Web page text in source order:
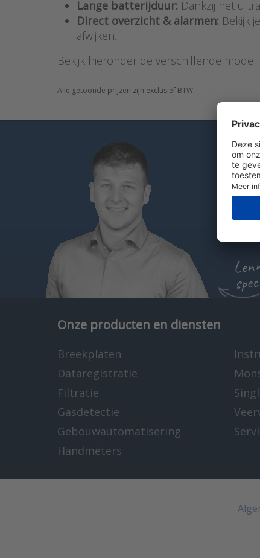
Lange batterijduur: Dankzij het
Direct overzicht & alarmen: Bekijk
afwijken.
Bekijk hieronder de verschillende
Alle getoonde prijzen zijn exclusief BTW
Heb
Onze producten en diensten
Breekplaten
Dataregistratie
Filtratie
Gasdetectie
Gebouwautomatisering
Handmeters